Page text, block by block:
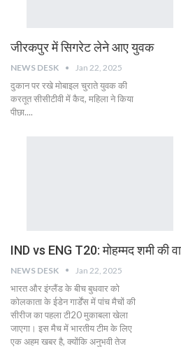
जीरकपुर में सिगरेट लेने आए युवक
NEWS DESK Jan 22, 2025
दुकान पर रखे मोबाइल चुराते युवक की
करतूत सीसीटीवी में कैद, महिला ने किया
पीछा....
IND vs ENG T20: मोहम्मद शमी की
NEWS DESK Jan 22, 2025
भारत और इंग्लैंड के बीच बुधवार को
कोलकाता के ईडेन गार्डेंस में पांच मैचों की
सीरीज का पहला टी20 मुकाबला खेला
जाएगा। इस मैच में भारतीय टीम के लिए
एक अहम खबर है, क्योंकि अनुभवी तेज